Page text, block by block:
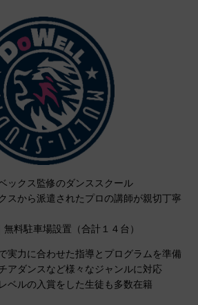
ックス監修のダンススクール
スから派遣されたプロの講師が親切丁寧
料駐車場設置（合計１４台）
実力に合わせた指導とプログラムを準備
アダンスなど様々なジャンルに対応
ベルの入賞をした生徒も多数在籍